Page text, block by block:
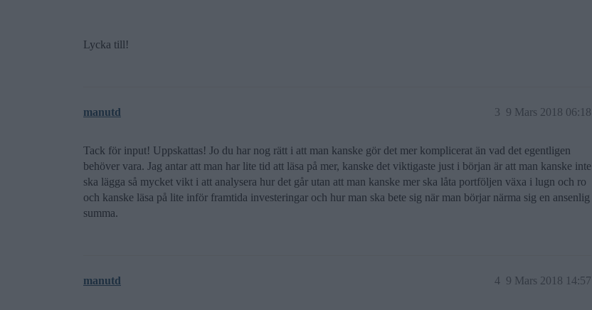
Lycka till!
manutd 9 Mars 2018 06:18
3
Tack för input! Uppskattas! Jo du har nog rätt i att man kanske gör det mer komplicerat än vad det egentligen
behöver vara. Jag antar att man har lite tid att läsa på mer, kanske det viktigaste just i början är att man kanske inte
ska lägga så mycket vikt i att analysera hur det går utan att man kanske mer ska låta portföljen växa i lugn och ro
och kanske läsa på lite inför framtida investeringar och hur man ska bete sig när man börjar närma sig en ansenlig
summa.
manutd 9 Mars 2018 14:57
4